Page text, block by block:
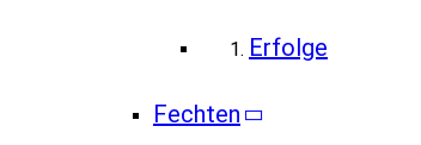
Erfolge
Fechten